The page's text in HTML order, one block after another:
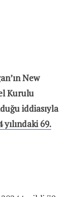
New
Kurulu
iddiasıyla
yılındaki 69.